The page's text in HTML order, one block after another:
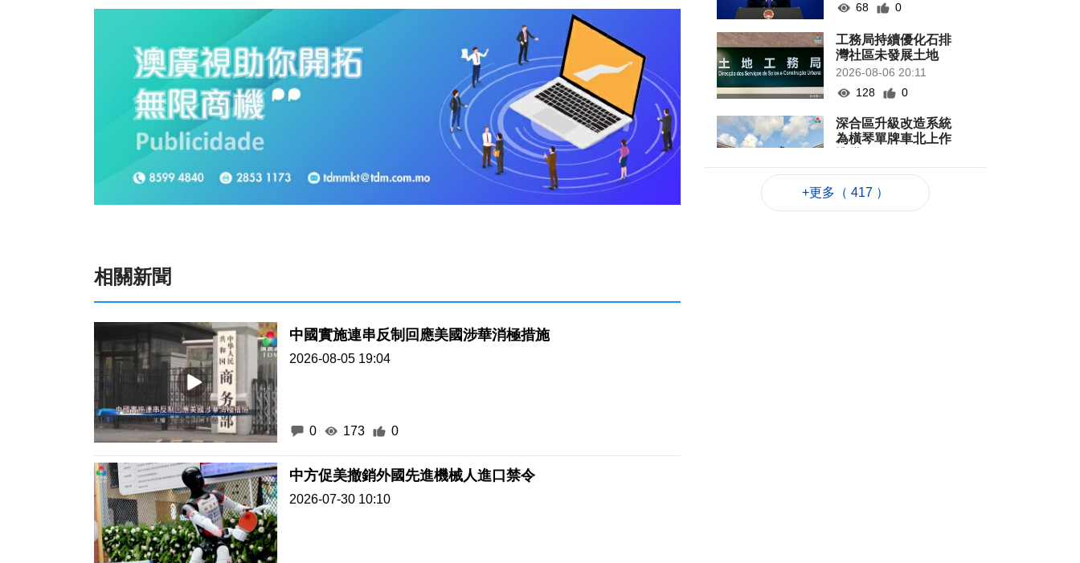
相關新聞
中國實施連串反制回應美國涉華消極措施
2026-08-05 19:04
0 173 0
中方促美撤銷外國先進機械人進口禁令
2026-07-30 10:10
68
0
工務局持續優化石排
灣社區未發展土地
2026-08-06 20:11
128
0
深合區升級改造系統
為橫琴單牌車北上作
179
+更多（ 417 ）